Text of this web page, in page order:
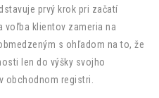
prvý krok pri začatí
voľba klientov zameria na
s ohľadom na to, že
len do výšky svojho
obchodnom registri.